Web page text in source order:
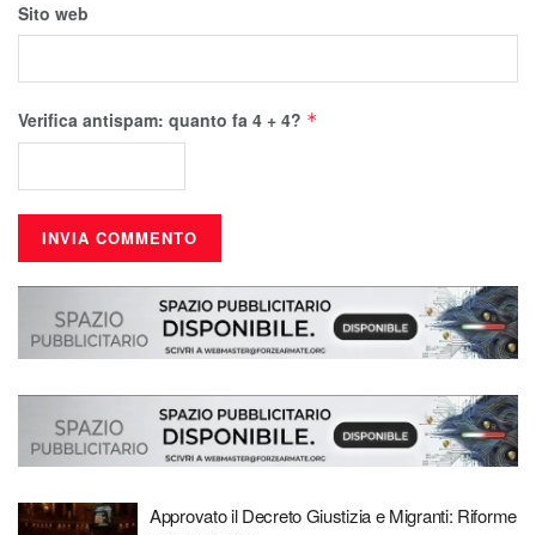
Sito web
Verifica antispam: quanto fa 4 + 4? *
Approvato il Decreto Giustizia e Migranti: Riforme